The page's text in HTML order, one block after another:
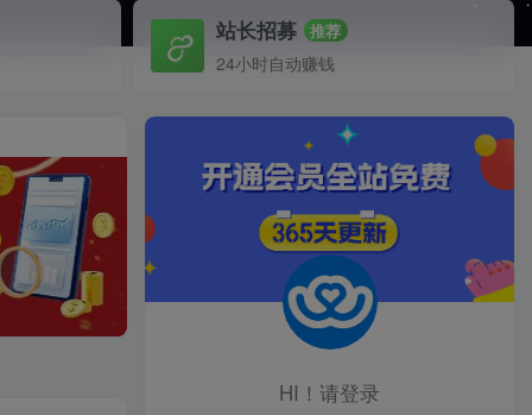
站长招募 推荐
24小时自动赚钱
HI！请登录